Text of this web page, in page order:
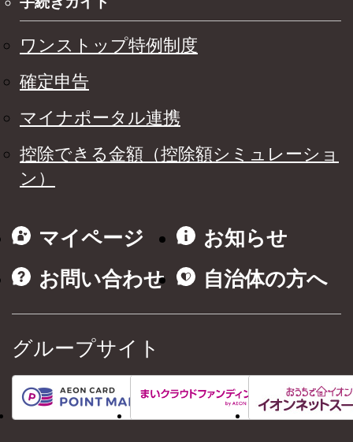
ワンストップ特例制度
確定申告
マイナポータル連携
控除できる金額（控除額シミュレーショ
ン）
マイページ
お知らせ
お問い合わせ
自治体の方へ
グループサイト